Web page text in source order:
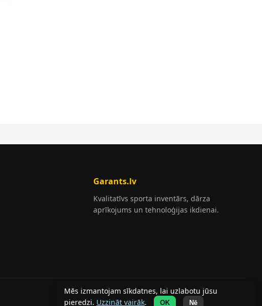
Garants.lv
Kvalitatīvs sporta inventārs, dārza
aprīkojums un tehnoloģijas ikdienai.
© SIA HOME-R. Visas tiesības aizsargātas.
Mēs izmantojam sīkdatnes, lai uzlabotu jūsu
pieredzi. Uzzināt vairāk. OK Nē